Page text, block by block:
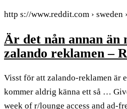
http s://www.reddit.com › sweden
Är det nån annan än
zalando reklamen –
Visst för att zalando-reklamen är
kommer aldrig känna ett så …
week of r/lounge access and ad-